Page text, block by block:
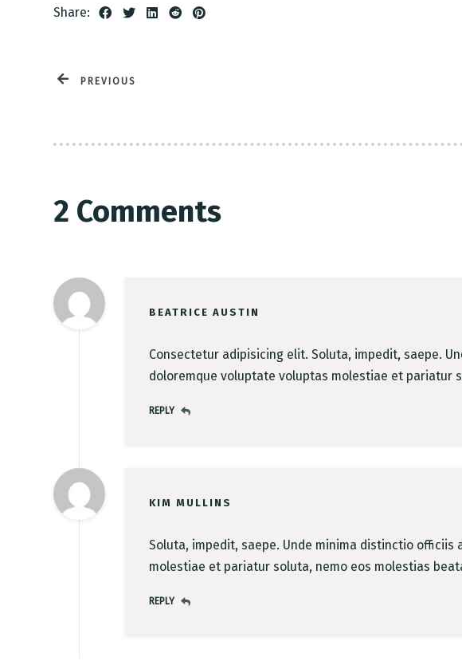
Share:
PREVIOUS
2 Comments
BEATRICE AUSTIN
Consectetur adipisicing elit. Soluta, impedit, saepe.
doloremque voluptate voluptas molestiae et pariatur
REPLY
KIM MULLINS
Soluta, impedit, saepe. Unde minima distinctio
molestiae et pariatur soluta, nemo eos molestias
REPLY